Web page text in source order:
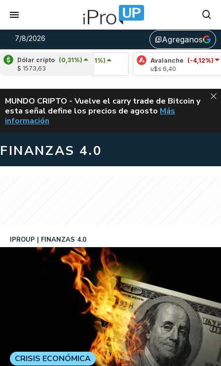
7/8/2026 library_addAgreganos
Dólar cripto (0,31%)
$ 1573,63
Cardano
(5,31%)
u$s 0,20
Avalanche
(-4,12%)
ALERTA
MUNDO CRIPTO - Vuelve el carry trade de Bitcoin y
esta señal define los precios de agosto VUELVE EL
Más
información
FINANZAS 4.0
IPROUP FINANZAS 4.0
CRISIS ECONÓMICA